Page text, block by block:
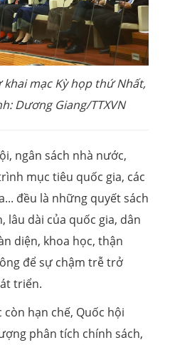
mạc Kỳ họp thứ Nhất,
Dương Giang/TTXVN
ngân sách nhà nước,
mục tiêu quốc gia, các
đều là những quyết sách
lâu dài của quốc gia, dân
diện, khoa học, thận
để sự chậm trễ trở
triển.
hạn chế, Quốc hội
phân tích chính sách,